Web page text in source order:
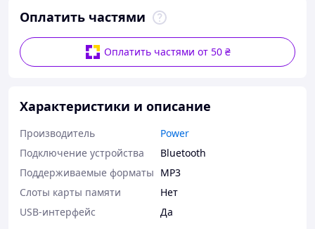
Оплатить частями
Оплатить частями от 50 ₴
Характеристики и описание
Производитель
Power
Подключение устройства
Bluetooth
Поддерживаемые форматы MP3
Слоты карты памяти
Нет
USB-интерфейс
Да